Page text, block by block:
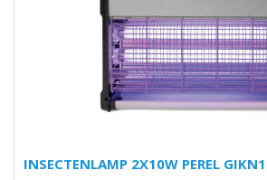
INSECTENLAMP 2X10W PEREL GIKN1